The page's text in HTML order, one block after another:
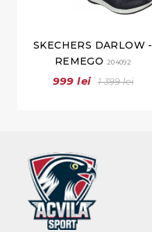
SKECHERS DARLOW -
REMEGO
204092
999 lei 1 399 lei